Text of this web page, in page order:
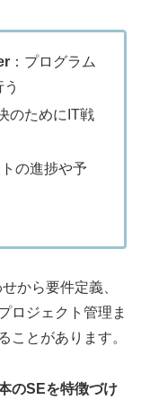
：プログラム
のためにIT戦
の進捗や予
から要件定義、
ロジェクト管理ま
ことがあります。
のSEを特徴づけ